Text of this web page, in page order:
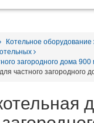
Котельное оборудование
загородного дома 900
частного загородного